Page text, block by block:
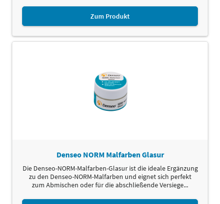
Zum Produkt
Denseo NORM Malfarben Glasur
Die Denseo-NORM-Malfarben-Glasur ist die ideale Ergänzung
zu den Denseo-NORM-Malfarben und eignet sich perfekt
zum Abmischen oder für die abschließende Versiege...